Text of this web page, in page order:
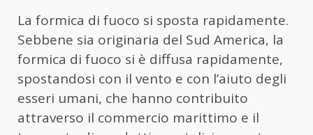
La formica di fuoco si sposta rapidamente.
Sebbene sia originaria del Sud America, la
formica di fuoco si è diffusa rapidamente,
spostandosi con il vento e con l’aiuto degli
esseri umani, che hanno contribuito
attraverso il commercio marittimo e il